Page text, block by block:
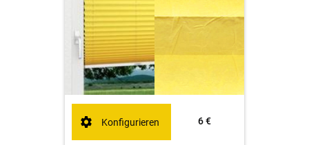
6 €
Konfigurieren